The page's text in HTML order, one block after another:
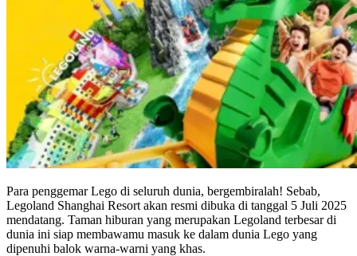
Para penggemar Lego di seluruh dunia, bergembiralah! Sebab,
Legoland Shanghai Resort akan resmi dibuka di tanggal 5 Juli 2025
mendatang. Taman hiburan yang merupakan Legoland terbesar di
dunia ini siap membawamu masuk ke dalam dunia Lego yang
dipenuhi balok warna-warni yang khas.